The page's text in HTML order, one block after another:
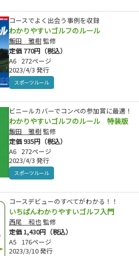
コースでよく出会う事例を収録
わかりやすいゴルフのルール
飯田 雅樹監修
定価 770円（税込）
A6 272ページ
2023/4/3 発行
スポーツルール
ビニールカバーでコンペの参加賞に最適！
わかりやすいゴルフのルール 特装版
飯田 雅樹監修
定価 935円（税込）
A6 272ページ
2023/4/3 発行
スポーツルール
コースデビューのすべてがわかる！！
いちばんわかりやすいゴルフ入門
西尾 和也 監修
定価 1,430円（税込）
A5 176ページ
2023/3/10 発行